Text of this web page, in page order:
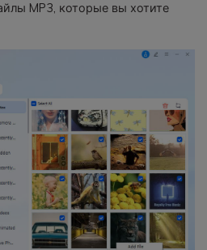
MP3, которые вы хотите